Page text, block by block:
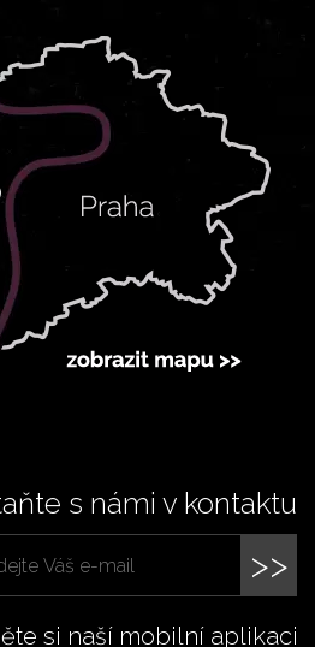
s námi v kontaktu
>>
si naší mobilní aplikaci